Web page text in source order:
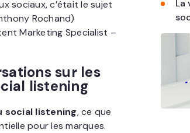
sociaux, c’était le sujet
Rochand)
Marketing Specialist –
sur les
listening
social listening, ce que
pour les marques.
La